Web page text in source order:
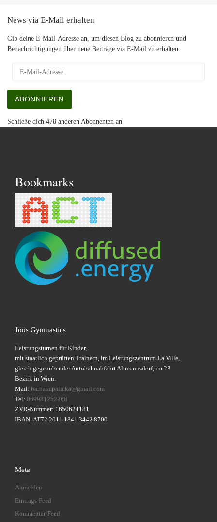
News via E-Mail erhalten
Gib deine E-Mail-Adresse an, um diesen Blog zu abonnieren und
Benachrichtigungen über neue Beiträge via E-Mail zu erhalten.
ABONNIEREN
Schließe dich 478 anderen Abonnenten an
Bookmarks
Jöös Gymnastics
Leistungsturnen für Kinder,
mit staatlich geprüften Trainern, im Leistungszentrum La Ville,
gleich gegenüber der Autobahnabfahrt Altmannsdorf, im 23
Bezirk in Wien.
Mail: barbara.palicka@gmail.com
Tel: 069981252268
ZVR-Nummer: 1650624181
IBAN: AT72 2011 1841 3442 8700
Meta
Anmelden
Eintrags-Feed
Kommentar-Feed